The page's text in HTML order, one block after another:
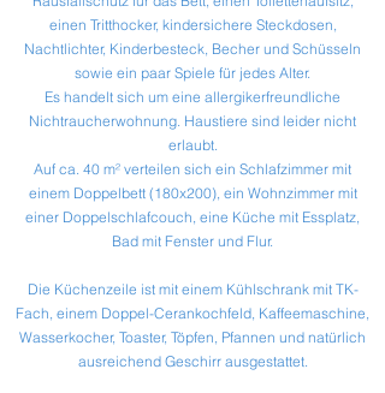
einen Tritthocker, kindersichere Steckdosen,
Nachtlichter, Kinderbesteck, Becher und Schüsseln
sowie ein paar Spiele für jedes Alter.
Es handelt sich um eine allergikerfreundliche
Nichtraucherwohnung. Haustiere sind leider nicht
erlaubt.
Auf ca. 40 m² verteilen sich ein Schlafzimmer mit
einem Doppelbett (180x200), ein Wohnzimmer mit
einer Doppelschlafcouch, eine Küche mit Essplatz,
Bad mit Fenster und Flur.
Die Küchenzeile ist mit einem Kühlschrank mit TK-
Fach, einem Doppel-Cerankochfeld, Kaffeemaschine,
Wasserkocher, Toaster, Töpfen, Pfannen und natürlich
ausreichend Geschirr ausgestattet.